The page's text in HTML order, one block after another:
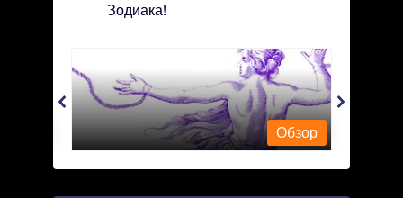
Зодиака!
Andromeda - Андромеда
Обзор